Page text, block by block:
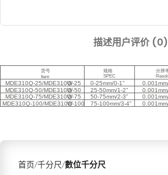
描述用户评价 (0)
首页 千分尺 數位千分尺